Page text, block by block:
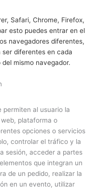
Safari, Chrome, Firefox,
esto puedes entrar en el
navegadores diferentes,
diferentes en cada
mismo navegador.
permiten al usuario la
plataforma o
opciones o servicios
controlar el tráfico y la
sesión, acceder a partes
que integran un
de un pedido, realizar la
en un evento, utilizar